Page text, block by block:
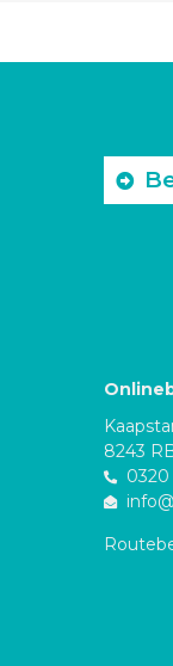
8243
0320